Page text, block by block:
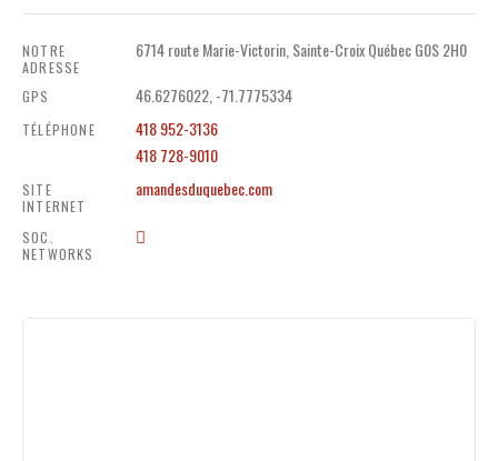
NOTRE
ADRESSE
6714 route Marie-Victorin, Sainte-Croix Québec G0S 2H0
GPS 46.6276022, -71.7775334
TÉLÉPHONE
418 952-3136
418 728-9010
SITE
INTERNET
amandesduquebec.com
SOC.
NETWORKS